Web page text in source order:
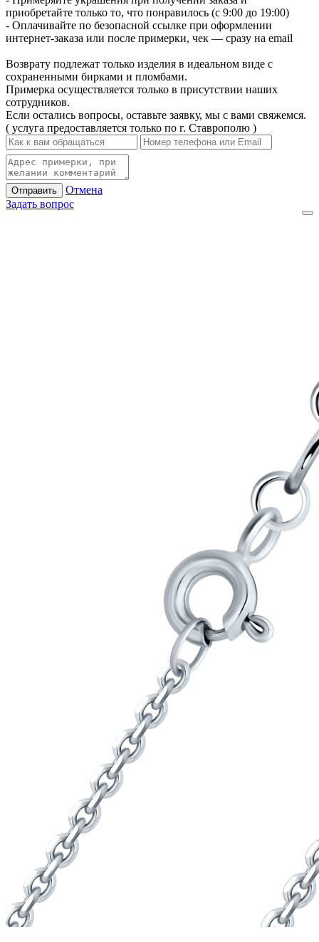
приобретайте только то, что понравилось (с 9:00 до 19:00)
- Оплачивайте по безопасной ссылке при оформлении
интернет-заказа или после примерки, чек — сразу на email
Возврату подлежат только изделия в идеальном виде с
сохраненными бирками и пломбами.
Примерка осуществляется только в присутствии наших
сотрудников.
Если остались вопросы, оставьте заявку, мы с вами свяжемся.
( услуга предоставляется только по г. Ставрополю )
Отправить
Отмена
Задать вопрос